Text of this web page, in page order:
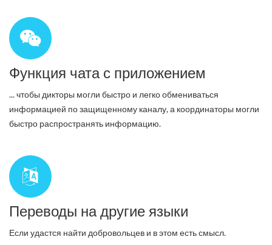
Функция чата с приложением
... чтобы дикторы могли быстро и легко обмениваться
информацией по защищенному каналу, а координаторы могли
быстро распространять информацию.
Переводы на другие языки
Если удастся найти добровольцев и в этом есть смысл.